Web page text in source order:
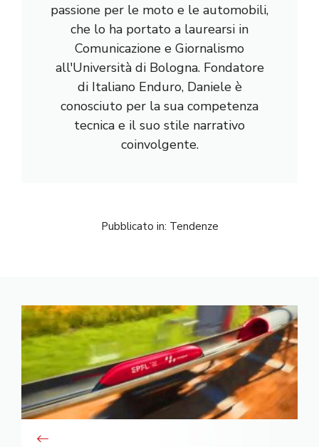
passione per le moto e le automobili,
che lo ha portato a laurearsi in
Comunicazione e Giornalismo
all'Università di Bologna. Fondatore
di Italiano Enduro, Daniele è
conosciuto per la sua competenza
tecnica e il suo stile narrativo
coinvolgente.
Pubblicato in: Tendenze